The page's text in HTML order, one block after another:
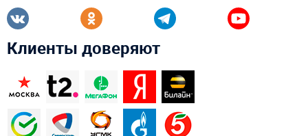
Клиенты доверяют